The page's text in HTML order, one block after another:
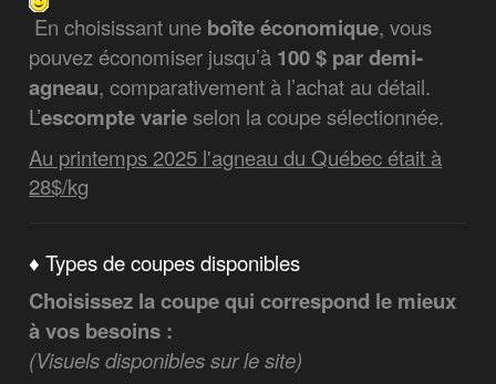
En choisissant une boîte économique, vous
pouvez économiser jusqu’à 100 $ par demi-
agneau, comparativement à l’achat au détail.
L’escompte varieselon la coupe sélectionnée.
Au printemps 2025 l'agneau du Québec était à
28$/kg
♦ Types de coupes disponibles
Choisissez la coupe qui correspond le mieux
à vos besoins :
(Visuels disponibles sur le site)